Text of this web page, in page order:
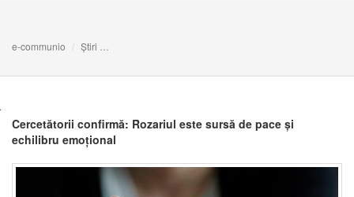
e-communio Știri
Cercetătorii confirmă: Rozariul este sursă de pace și
echilibru emoțional